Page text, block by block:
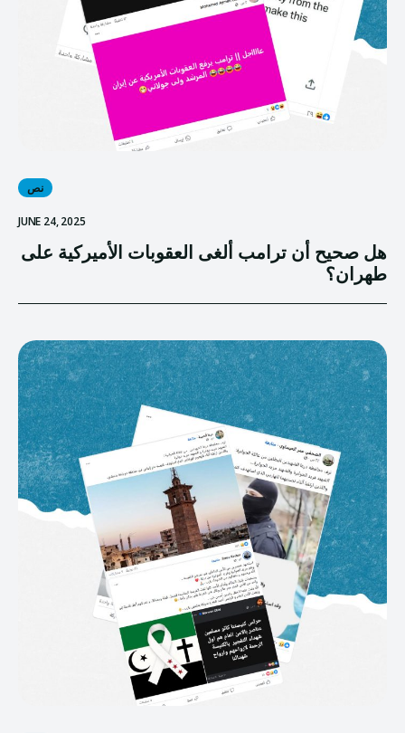
نص
JUNE 24, 2025
هل صحيح أن ترامب ألغى العقوبات الأميركية على
طهران؟